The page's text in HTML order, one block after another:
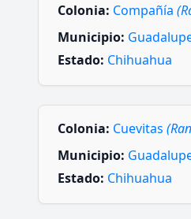
Colonia: Compañía
Municipio:
Estado: Chihuahua
Colonia: Cuevitas
Municipio:
Estado: Chihuahua